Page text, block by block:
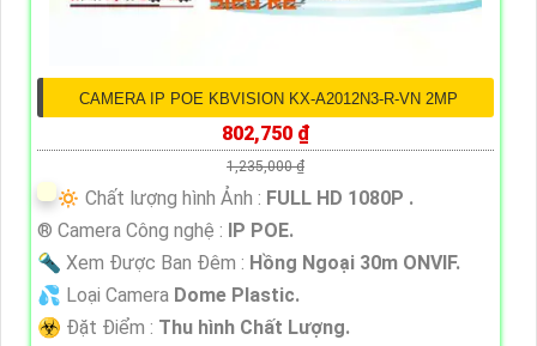
CAMERA IP POE KBVISION KX-A2012N3-R-VN 2MP
802,750 ₫
1,235,000 ₫
🔅 Chất lượng hình Ảnh : FULL HD 1080P .
®️ Camera Công nghệ : IP POE.
🔦 Xem Được Ban Đêm : Hồng Ngoại 30m ONVIF.
💦 Loại Camera Dome Plastic.
️☣️ Đặt Điểm : Thu hình Chất Lượng.